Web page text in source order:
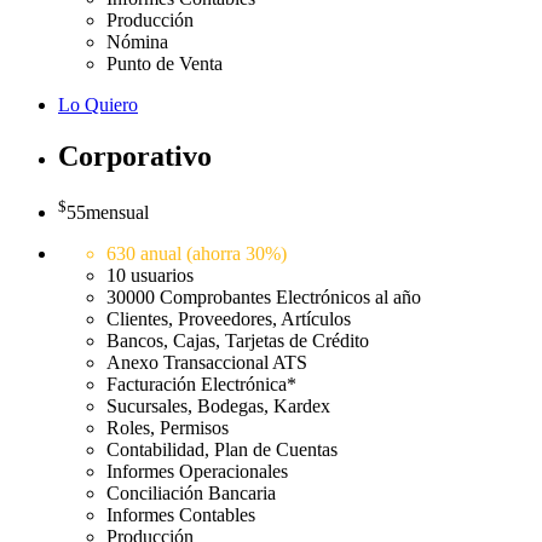
Producción
Nómina
Punto de Venta
Lo Quiero
Corporativo
$55mensual
630 anual (ahorra 30%)
10 usuarios
30000 Comprobantes Electrónicos al año
Clientes, Proveedores, Artículos
Bancos, Cajas, Tarjetas de Crédito
Anexo Transaccional ATS
Facturación Electrónica*
Sucursales, Bodegas, Kardex
Roles, Permisos
Contabilidad, Plan de Cuentas
Informes Operacionales
Conciliación Bancaria
Informes Contables
Producción